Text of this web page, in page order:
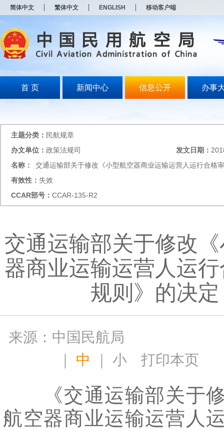
简体中文 繁体中文 ENGLISH 移动客户端
首 页 新闻中心 信息公开 办事
主题分类： 民航规章
办文单位： 政策法规司 发文日期：
名称：
交通运输部关于修改《小型航空器商业运输运营人运行合格
有效性： 失效
CCAR部号： CCAR-135-R2
交通运输部关于修改
器商业运输运营人运
规则》的决定
来源：中国民航局
｜ 中 ｜小 打印本页
《交通运输部关于修
航空器商业运输运营人
打
开
无
障
说